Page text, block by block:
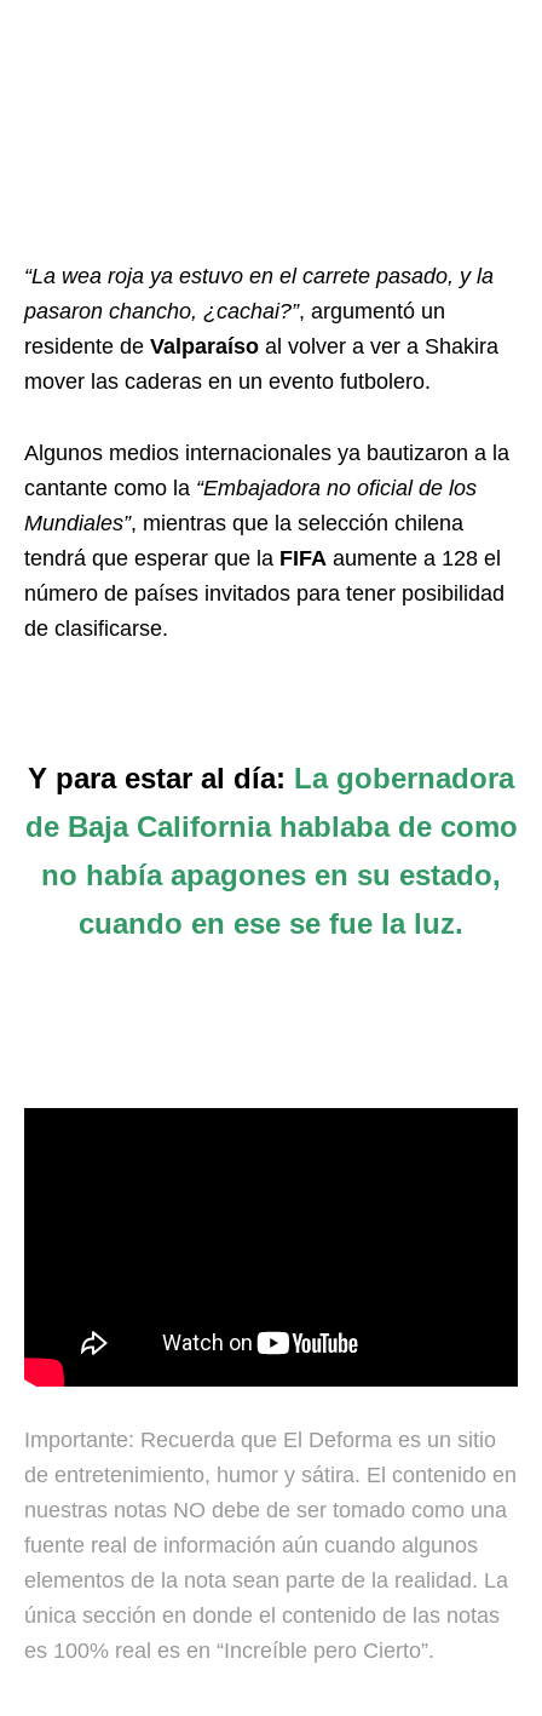
“La wea roja ya estuvo en el carrete pasado, y la
pasaron chancho, ¿cachai?”, argumentó un
residente de Valparaíso al volver a ver a Shakira
mover las caderas en un evento futbolero.
Algunos medios internacionales ya bautizaron a la
cantante como la “Embajadora no oficial de los
Mundiales”, mientras que la selección chilena
tendrá que esperar que la FIFA aumente a 128 el
número de países invitados para tener posibilidad
de clasificarse.
Y para estar al día: La gobernadora
de Baja California hablaba de como
no había apagones en su estado,
cuando en ese se fue la luz.
Importante: Recuerda que El Deforma es un sitio
de entretenimiento, humor y sátira. El contenido en
nuestras notas NO debe de ser tomado como una
fuente real de información aún cuando algunos
elementos de la nota sean parte de la realidad. La
única sección en donde el contenido de las notas
es 100% real es en “Increíble pero Cierto”.